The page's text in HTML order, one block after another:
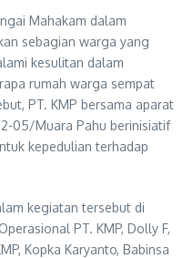
Mahakam dalam
sebagian warga yang
kesulitan dalam
rumah warga sempat
PT. KMP bersama aparat
05/Muara Pahu berinisiatif
kepedulian terhadap
kegiatan tersebut di
PT. KMP, Dolly F,
Kopka Karyanto, Babinsa